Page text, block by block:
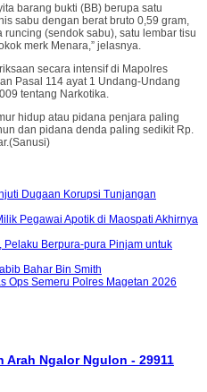
barang bukti (BB) berupa satu
sabu dengan berat bruto 0,59 gram,
(sendok sabu), satu lembar tisu
merk Menara,” jelasnya.
secara intensif di Mapolres
Pasal 114 ayat 1 Undang-Undang
tentang Narkotika.
hidup atau pidana penjara paling
dan pidana denda paling sedikit Rp.
Dugaan Korupsi Tunjangan
Pegawai Apotik di Maospati Akhirnya
Pelaku Berpura-pura Pinjam untuk
Bahar Bin Smith
Ops Semeru Polres Magetan 2026
Arah Ngalor Ngulon - 29911